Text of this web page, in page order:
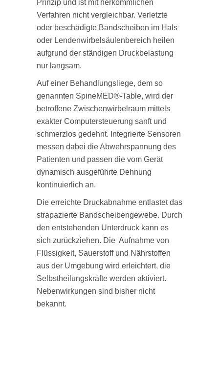
Prinzip und ist mit herkömmlichen
Verfahren nicht vergleichbar. Verletzte
oder beschädigte Bandscheiben im Hals
oder Lendenwirbelsäulenbereich heilen
aufgrund der ständigen Druckbelastung
nur langsam.
Auf einer Behandlungsliege, dem so
genannten SpineMED®‐Table, wird der
betroffene Zwischenwirbelraum mittels
exakter Computersteuerung sanft und
schmerzlos gedehnt. Integrierte Sensoren
messen dabei die Abwehrspannung des
Patienten und passen die vom Gerät
dynamisch ausgeführte Dehnung
kontinuierlich an.
Die erreichte Druckabnahme entlastet das
strapazierte Bandscheibengewebe. Durch
den entstehenden Unterdruck kann es
sich zurückziehen. Die Aufnahme von
Flüssigkeit, Sauerstoff und Nährstoffen
aus der Umgebung wird erleichtert, die
Selbstheilungskräfte werden aktiviert.
Nebenwirkungen sind bisher nicht
bekannt.